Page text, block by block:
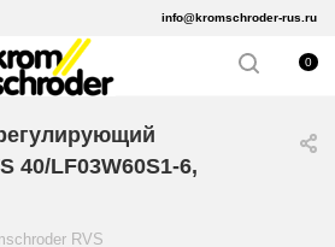
info@kromschroder-rus.ru
0
40/LF03W60S1-6,
RVS